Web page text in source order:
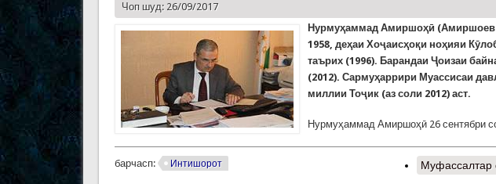
Чоп шуд: 26/09/2017
Нурмуҳаммад Амиршоҳӣ (Амиршоев
1958, деҳаи Хоҷаисҳоқи ноҳияи
таърих (1996). Барандаи Ҷоизаи
(2012). Сармуҳаррири Муассисаи
миллии Тоҷик (аз соли 2012) аст.
Нурмуҳаммад Амиршоҳӣ 26 сентябри
барчасп: Интишорот Муфассалтар